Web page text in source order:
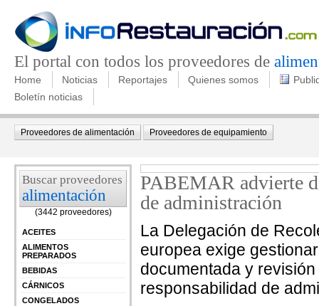
El portal con todos los proveedores de
Home Noticias Reportajes Quienes somos
Boletín noticias
Proveedores de alimentación Proveedores de equipamiento
Buscar proveedores
alimentación
(3442 proveedores)
ACEITES
ALIMENTOS
PREPARADOS
BEBIDAS
CÁRNICOS
CONGELADOS
PABEMAR advierte
de administración
La Delegación de
europea exige
documentada y
responsabilidad de